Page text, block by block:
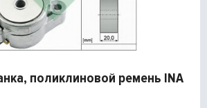
поликлиновой ремень INA